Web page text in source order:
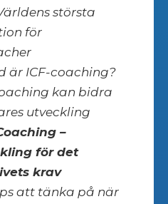
största
för
är ICF-coaching?
kan bidra
utveckling
–
för det
krav
att tänka på när